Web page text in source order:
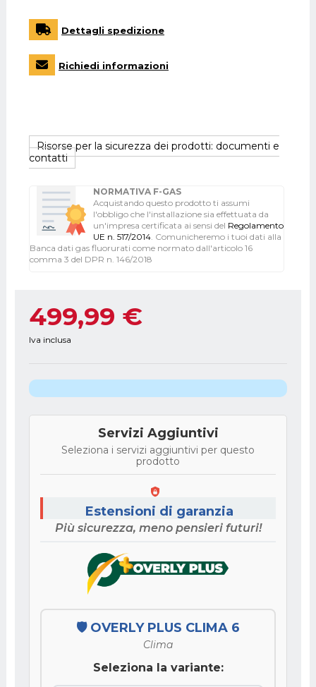
Dettagli spedizione
Richiedi informazioni
Risorse per la sicurezza dei prodotti: documenti e
contatti
NORMATIVA F-GAS
Acquistando questo prodotto ti assumi
l'obbligo che l'installazione sia effettuata da
un'impresa certificata ai sensi del Regolamento
UE n. 517/2014 . Comunicheremo i tuoi dati alla
Banca dati gas fluorurati come normato dall'articolo 16
comma 3 del DPR n. 146/2018
499,99 €
Iva inclusa
Servizi Aggiuntivi
Seleziona i servizi aggiuntivi per questo
prodotto
Estensioni di garanzia
Più sicurezza, meno pensieri futuri!
🛡️ OVERLY PLUS CLIMA 6
Clima
Seleziona la variante: